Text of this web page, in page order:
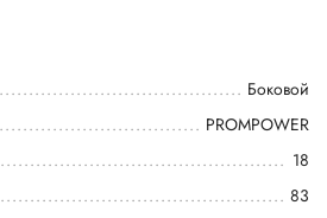
Боковой
PROMPOWER
18
83